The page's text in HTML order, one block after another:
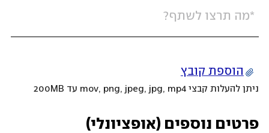
הוספת קובץ
ניתן להעלות קבצי mov, png, jpeg, jpg, mp4 עד 200MB
פרטים נוספים (אופציונלי)